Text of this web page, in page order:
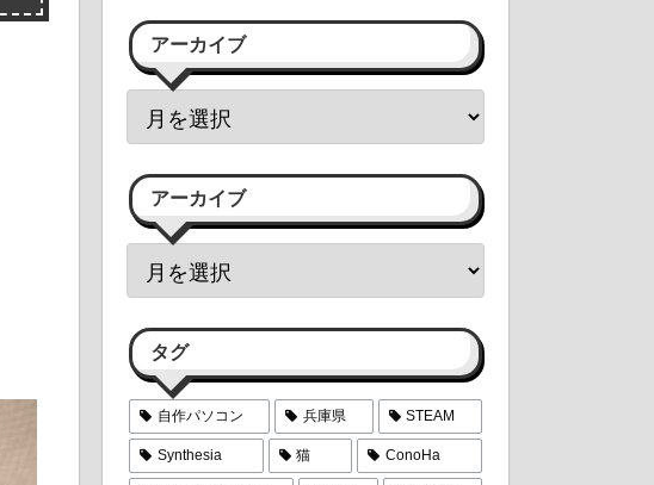
アーカイブ
アーカイブ
タグ
自作パソコン 兵庫県 STEAM
Synthesia 猫 ConoHa